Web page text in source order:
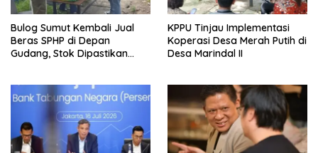
Bulog Sumut Kembali Jual
Beras SPHP di Depan
Gudang, Stok Dipastikan
KPPU Tinjau Implementasi
Koperasi Desa Merah Putih di
Desa Marindal II